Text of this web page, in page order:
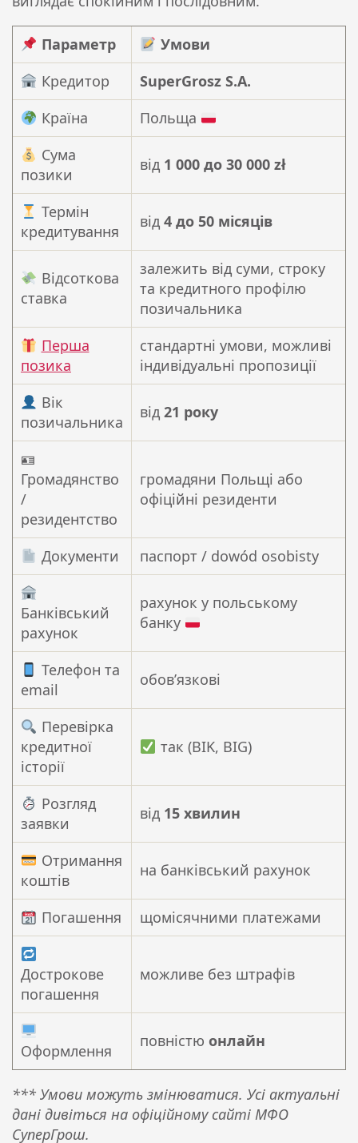
Параметр
Умови
Кредитор
SuperGrosz S.A.
Країна
Польща
Сума
позики
від 1 000 до 30 000 zł
Термін
кредитування
від 4 до 50 місяців
Відсоткова
ставка
залежить від суми, строку
та кредитного профілю
позичальника
Перша
позика
стандартні умови, можливі
індивідуальні пропозиції
Вік
позичальника
від 21 року
🪪
Громадянство
/
резидентство
громадяни Польщі або
офіційні резиденти
Документи паспорт / dowód osobisty
Банківський
рахунок
рахунок у польському
банку
Телефон та
email
обовʼязкові
Перевірка
кредитної
історії
так (BIK, BIG)
Розгляд
заявки
від 15 хвилин
Отримання
коштів
на банківський рахунок
Погашення щомісячними платежами
Дострокове
погашення
можливе без штрафів
Оформлення
повністю онлайн
*** Умови можуть змінюватися. Усі актуальні
дані дивіться на офіційному сайті МФО
СуперГрош.